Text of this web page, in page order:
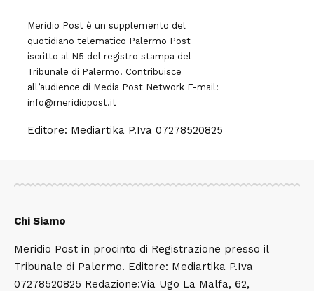
Meridio Post è un supplemento del
quotidiano telematico Palermo Post
iscritto al N5 del registro stampa del
Tribunale di Palermo. Contribuisce
all’audience di Media Post Network E-mail:
info@meridiopost.it
Editore: Mediartika P.Iva 07278520825
Chi Siamo
Meridio Post in procinto di Registrazione presso il
Tribunale di Palermo. Editore: Mediartika P.Iva
07278520825 Redazione:Via Ugo La Malfa, 62,